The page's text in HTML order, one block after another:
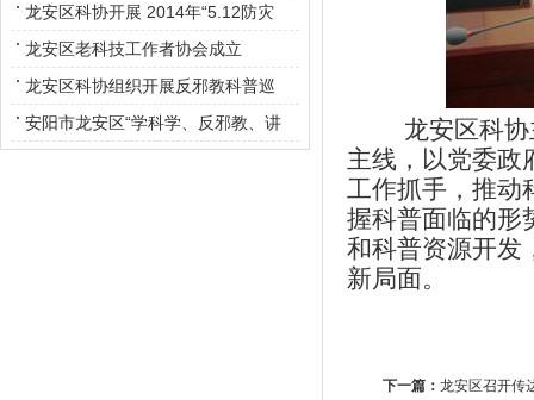
传活动
龙安区科协开展 2014年“5.12防灾
减灾日”科普进社区活动
龙安区老科技工作者协会成立
龙安区科协组织开展反邪教科普巡
展活动
安阳市龙安区“学科学、反邪教、讲
龙安区科
主线，以党委政
工作抓手，推动
握科普面临的形
和科普资源开发
新局面。
下一篇： 龙安区召开传